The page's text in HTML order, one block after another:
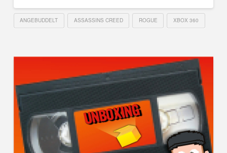
ANGEBUDDELT ASSASSINS CREED ROGUE XBOX 360